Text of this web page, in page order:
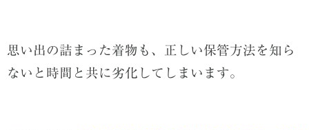
思い出の詰まった着物も、正しい保管方法を知ら
ないと時間と共に劣化してしまいます。